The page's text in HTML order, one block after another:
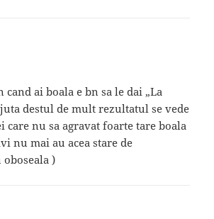
cand ai boala e bn sa le dai „La
destul de mult rezultatul se vede
care nu sa agravat foarte tare boala
nu mai au acea stare de
)